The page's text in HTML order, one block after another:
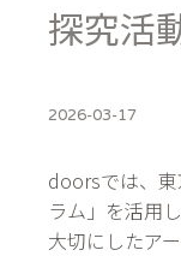
探究活
2026-03-17
doorsでは、
ラム」を活用
大切にしたア